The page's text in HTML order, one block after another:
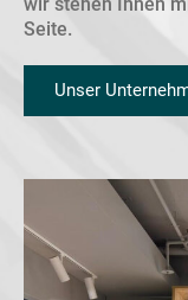
wir stehen Ihnen
Seite.
Unser